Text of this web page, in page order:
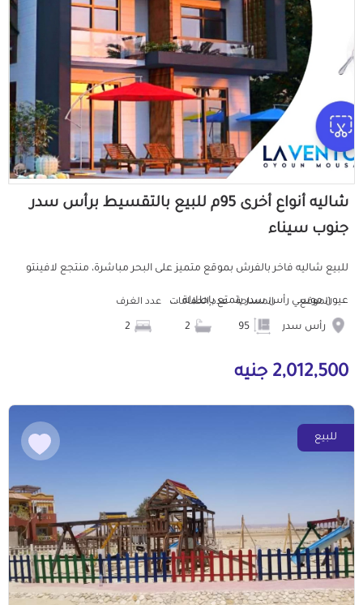
شاليه أنواع أخرى 95م للبيع بالتقسيط برأس سدر
جنوب سيناء
للبيع شاليه فاخر بالفرش بموقع متميز على البحر مباشرة، منتجع لافينتو
عيون موسي رأس سدر يتمتع بإطلالة ...
الموقع
رأس سدر
المساحة
95
عدد الحمامات عدد الغرف
2,012,500 جنيه
للبيع